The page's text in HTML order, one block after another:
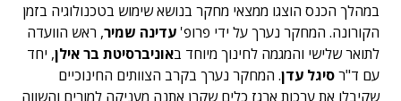
במהלך הכנס הוצגו ממצאי מחקר בנושא שימוש בטכנולוגיה בזמן
הקורונה. המחקר נערך על ידי פרופ' עדינה שמיר, ראש הוועדה
לתואר שלישי והמגמה לחינוך מיוחד באוניברסיטת בר אילן, יחד
עם ד"רסיגל עדן. המחקר נערך בקרב הצוותים החינוכיים
שקיבלו את ערכות ארגז כלים שקרן אתנה מעניקה למורים והשווה